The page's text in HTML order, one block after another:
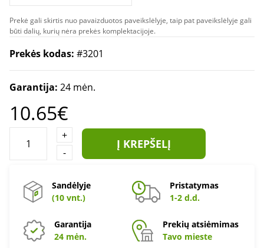
Prekė gali skirtis nuo pavaizduotos paveikslėlyje, taip pat paveikslėlyje gali
būti dalių, kurių nėra prekės komplektacijoje.
Prekės kodas: #3201
Garantija: 24 mėn.
10.65€
+
-
Į KREPŠELĮ
Sandėlyje
(10 vnt.)
Pristatymas
1-2 d.d.
Garantija
24 mėn.
Prekių atsiėmimas
Tavo mieste